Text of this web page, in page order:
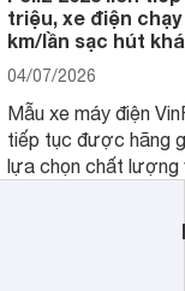
triệu, xe điện
km/lần sạc hút
04/07/2026
Mẫu xe máy điện
tiếp tục được hãng
lựa chọn chất lượng